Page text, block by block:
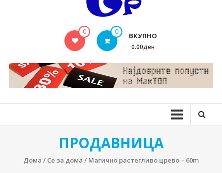
MAKTOP.MK
0 0 ВКУПНО
0.00ден
ПРОДАВНИЦА
Дома / Се за дома / Магично растегливо црево – 60m